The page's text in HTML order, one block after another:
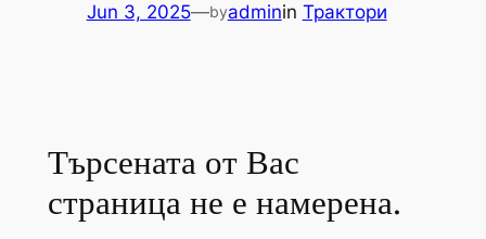
Jun 3, 2025—byadminin Трактори
Търсената от Вас
страница не е намерена.